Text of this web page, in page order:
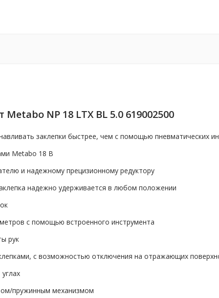
NP 18 LTX BL 5.0 619002500
заклепки быстрее, чем с помощью пневматических
Metabo 18 В
и надежному прецизионному редуктору
надежно удерживается в любом положении
с помощью встроенного инструмента
рук
с возможностью отключения на отражающих
пружинным механизмом